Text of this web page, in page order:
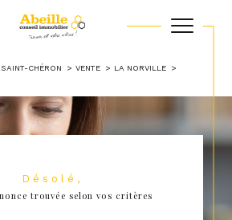
CHÉRON VENTE
LA NORVILLE
Désolé,
trouvée selon vos critères